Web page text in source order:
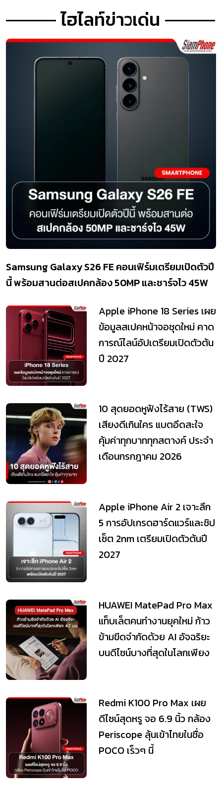
ไฮไลท์ข่าวเด่น
Samsung Galaxy S26 FE คอนเฟิร์มเตรียมเปิดตัวปี
นี้ พร้อมสานต่อสเปคกล้อง 50MP และชาร์จไว 45W
Apple iPhone 18 Series เผย
ข้อมูลสเปคหน้าจอชุดใหม่ คาด
การณ์ไลน์อัปเตรียมเปิดตัวต้น
ปี 2027
10 สุดยอดหูฟังไร้สาย (TWS)
เสียงดีเกินใคร แบตอึดสะใจ
คุ้มค่าทุกบาททุกสตางค์ ประจำ
เดือนกรกฎาคม 2026
Apple iPhone Air 2 เจาะลึก
5 การอัปเกรดฮาร์ดแวร์และชิป
เซ็ต 2nm เตรียมเปิดตัวต้นปี
2027
HUAWEI MatePad Pro Max
แท็บเล็ตคนทำงานยุคใหม่ ก้าว
ข้ามขีดจำกัดด้วย AI อัจฉริยะ
บนดีไซน์บางที่สุดในโลกเพียง
Redmi K100 Pro Max เผย
ดีไซน์สุดหรู จอ 6.9 นิ้ว กล้อง
Periscope ลุ้นเข้าไทยในชื่อ
POCO เร็วๆ นี้